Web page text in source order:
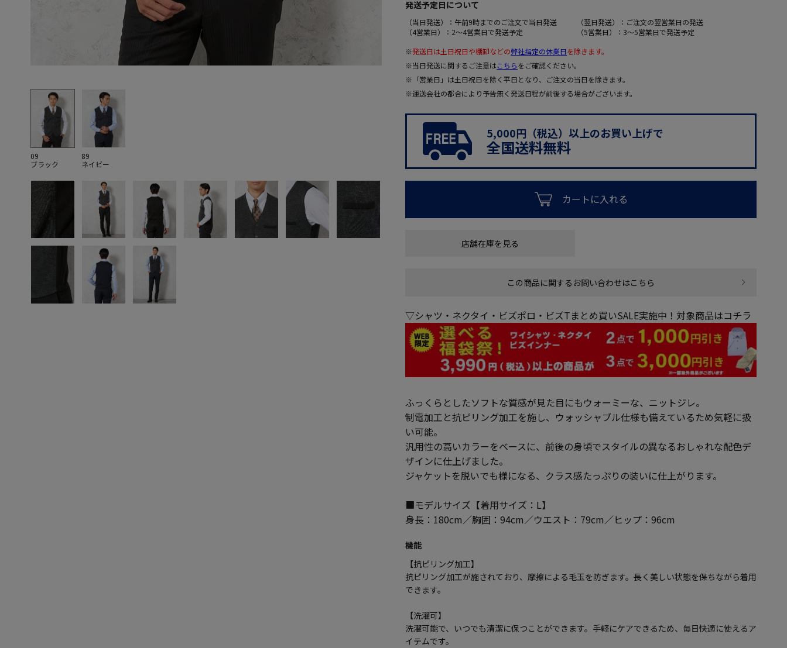
09
ブラック
89
ネイビー
発送予定日について
（当日発送）：午前9時までのご注文で当日発送
（翌日発送）：ご注文の翌営業日の発送
（4営業日）：2～4営業日で発送予定
（5営業日）：3～5営業日で発送予定
※発送日は土日祝日や棚卸などの弊社指定の休業日を除きます。
※当日発送に関するご注意はこちらをご確認ください。
※「営業日」は土日祝日を除く平日となり、ご注文の当日を除きます。
※運送会社の都合により予告無く発送日程が前後する場合がございます。
5,000円（税込）以上のお買い上げで
全国送料無料
カートに入れる
店舗在庫を見る
この商品に関するお問い合わせはこちら
▽シャツ・ネクタイ・ビズポロ・ビズTまとめ買いSALE実施中！対象商品はコチラ
ふっくらとしたソフトな質感が見た目にもウォーミーな、ニットジレ。
制電加工と抗ピリング加工を施し、ウォッシャブル仕様も備えているため気軽に扱
い可能。
汎用性の高いカラーをベースに、前後の身頃でスタイルの異なるおしゃれな配色デ
ザインに仕上げました。
ジャケットを脱いでも様になる、クラス感たっぷりの装いに仕上がります。
■モデルサイズ【着用サイズ：L】
身長：180cm／胸囲：94cm／ウエスト：79cm／ヒップ：96cm
機能
【抗ピリング加工】
抗ピリング加工が施されており、摩擦による毛玉を防ぎます。長く美しい状態を保ちながら着用
できます。
【洗濯可】
洗濯可能で、いつでも清潔に保つことができます。手軽にケアできるため、毎日快適に使えるア
イテムです。